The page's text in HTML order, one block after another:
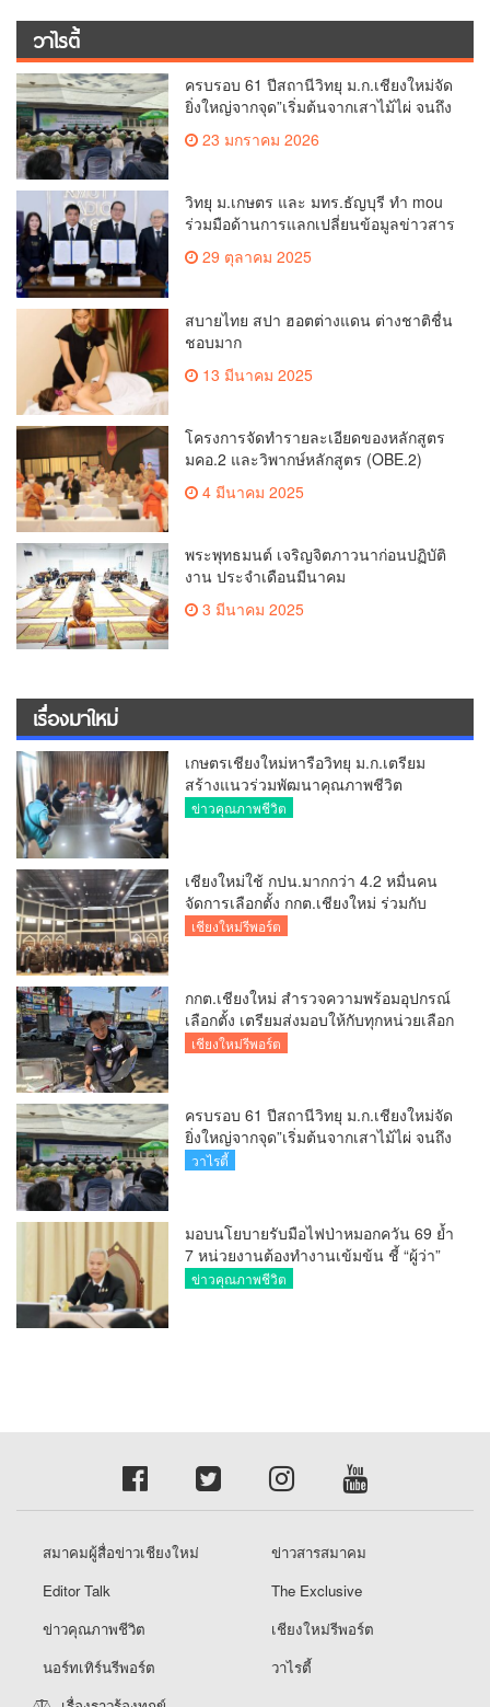
วาไรตี้
ครบรอบ 61 ปีสถานีวิทยุ ม.ก.เชียงใหม่จัด
ยิ่งใหญ่จากจุด”เริ่มต้นจากเสาไม้ไผ่ จนถึง
23 มกราคม 2026
วิทยุ ม.เกษตร และ มทร.ธัญบุรี ทำ mou
ร่วมมือด้านการแลกเปลี่ยนข้อมูลข่าวสาร
เพื่อถ่ายทอดองค์ความรู้ดีๆสู่ประชาชนให้
ครอบคลุม
29 ตุลาคม 2025
สบายไทย สปา ฮอตต่างแดน ต่างชาติชื่น
ชอบมาก
13 มีนาคม 2025
โครงการจัดทำรายละเอียดของหลักสูตร
มคอ.2 และวิพากษ์หลักสูตร (OBE.2)
4 มีนาคม 2025
พระพุทธมนต์ เจริญจิตภาวนาก่อนปฏิบัติ
งาน ประจำเดือนมีนาคม
3 มีนาคม 2025
เรื่องมาใหม่
เกษตรเชียงใหม่หารือวิทยุ ม.ก.เตรียม
สร้างแนวร่วมพัฒนาคุณภาพชีวิต
เกษตรกร สื่อสารข้อมูลถูกต้องขับเคลื่อน
ข่าวคุณภาพชีวิต
เชียงใหม่ใช้ กปน.มากกว่า 4.2 หมื่นคน
จัดการเลือกตั้ง กกต.เชียงใหม่ ร่วมกับ
นายอำเภอหางดง ตรวจความเรียบร้อย
เชียงใหม่รีพอร์ต
กกต.เชียงใหม่ สำรวจความพร้อมอุปกรณ์
เลือกตั้ง เตรียมส่งมอบให้กับทุกหน่วยเลือก
ตั้งในวันพรุ่งนี้
เชียงใหม่รีพอร์ต
ครบรอบ 61 ปีสถานีวิทยุ ม.ก.เชียงใหม่จัด
ยิ่งใหญ่จากจุด”เริ่มต้นจากเสาไม้ไผ่ จนถึง
วันที่มี KURplus ในวันนี้”
วาไรตี้
มอบนโยบายรับมือไฟป่าหมอกควัน 69 ย้ำ
7 หน่วยงานต้องทำงานเข้มข้น ชี้ “ผู้ว่า”
คีย์แมนสำคัญทำปัญหาลด
ข่าวคุณภาพชีวิต
สมาคมผู้สื่อข่าวเชียงใหม่
ข่าวสารสมาคม
Editor Talk
The Exclusive
ข่าวคุณภาพชีวิต
เชียงใหม่รีพอร์ต
นอร์ทเทิร์นรีพอร์ต
วาไรตี้